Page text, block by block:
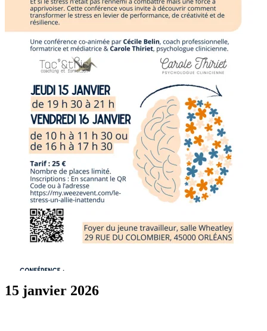
15 janvier 2026